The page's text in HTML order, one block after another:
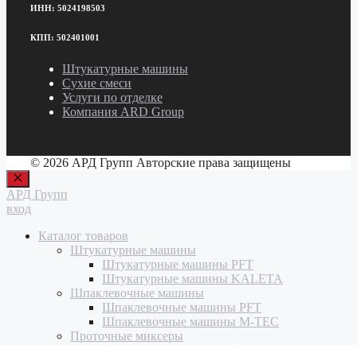
ИНН: 5024198503
КПП: 502401001
Штукатурные машины
Сухие смеси
Услуги по отделке
Компания ARD Group
© 2026 АРД Групп Авторские права защищены
Закрыть
АРД Групп
вход
Каталог товаров
Штукатурные машины
Штукатурные машины PFT
Штукатурные машины KALETA
Шпаклевочные машины
Шпаклевочные машины PFT
Шпаклевочные машины M-TEC
Проточные миксеры